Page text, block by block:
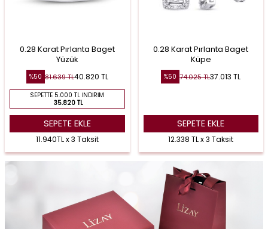
0.28 Karat Pırlanta Baget
Yüzük
%50 81.639TL40.820 TL
SEPETTE 5.000 TL İNDIRIM
35.820 TL
SEPETE EKLE
11.940TL x 3 Taksit
0.28 Karat Pırlanta Baget
Küpe
%50 74.025TL37.013 TL
SEPETE EKLE
12.338 TL x 3 Taksit